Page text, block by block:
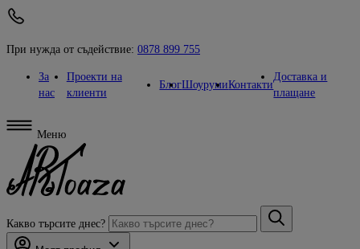
При нужда от съдействие: 0878 899 755
За
нас
Проекти на
клиенти
БлогШоурумиКонтакти
Доставка и
плащане
Меню
Какво търсите днес?